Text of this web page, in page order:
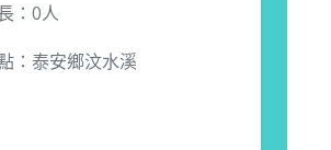
：0人
：泰安鄉汶水溪